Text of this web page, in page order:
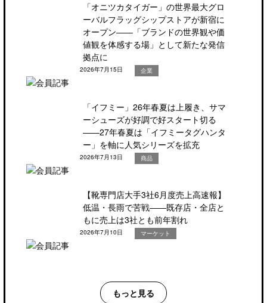
「オニツカタイガー」の世界最大グロ
ーバルフラッグシップストアが新宿に
オープン――「ブランドの世界観や価
値観を体感する場」として新たな発信
拠点に
2026年7月15日 企業
「イフミー」26年春夏は上履き、サマ
ーシューズが好調で好スタート切る
――27年春夏は「イフミータグハンタ
ー」を軸に人気シリーズを拡充
2026年7月13日 商品
【靴専門店大手3社6月度売上高速報】
低温・長雨で苦戦――既存店・全店と
もに売上は3社とも前年割れ
2026年7月10日 マーケット
もっと見る